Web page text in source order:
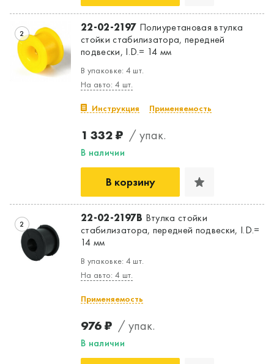
2 22-02-2197 Полиуретановая втулка
стойки стабилизатора, передней
подвески, I.D.= 14 мм
В упаковке: 4 шт.
На авто: 4 шт.
Инструкция Применяемость
1 332 ₽ / упак.
В наличии
В корзину
2 22-02-2197B Втулка стойки
стабилизатора, передней подвески, I.D.=
14 мм
В упаковке: 4 шт.
На авто: 4 шт.
Применяемость
976 ₽ / упак.
В наличии